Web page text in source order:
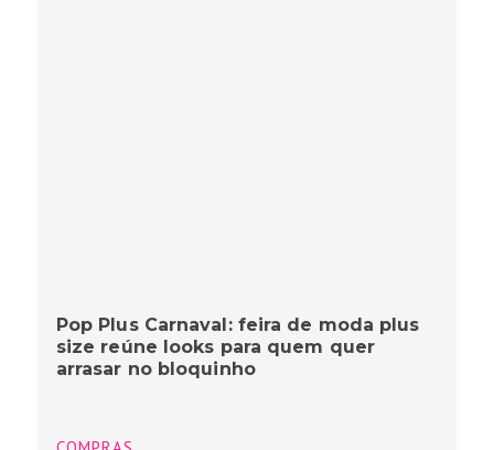
Pop Plus Carnaval: feira de moda plus
size reúne looks para quem quer
arrasar no bloquinho